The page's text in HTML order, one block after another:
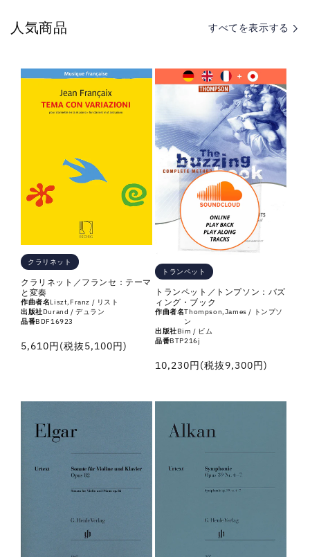
人気商品 すべてを表示する
クラリネット
クラリネット／フランセ：テーマ
と変奏
作曲者名Liszt,Franz / リスト
出版社Durand / デュラン
品番BDF16923
通
5,610円(税抜5,100円)
トランペット
トランペット／トンプソン：バズ
ィング・ブック
作曲者名Thompson,James / トンプソ
ン
出版社Bim / ビム
品番BTP216j
通
10,230円(税抜9,300円)